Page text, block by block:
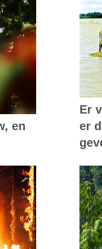
en
Er
er